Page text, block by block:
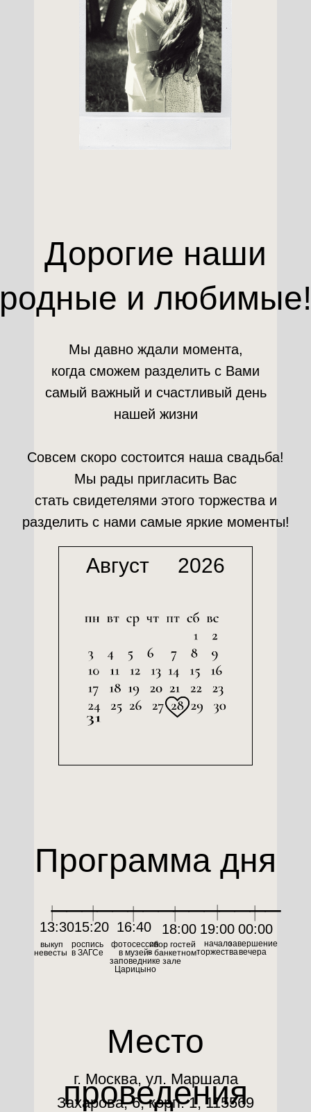
Дорогие наши
родные и любимые!
Мы давно ждали момента,
когда сможем разделить с Вами
самый важный и счастливый день
нашей жизни
Совсем скоро состоится наша свадьба!
Мы рады пригласить Вас
стать свидетелями этого торжества и
разделить с нами самые яркие моменты!
Август 2026
_______________
Программа дня
фотосессия
в музей-
заповеднике
Царицыно
00:00
16:40
завершение
вечера
выкуп
невесты
роспись
в ЗАГСе
13:3015:20
сбор гостей
в банкетном
зале
начало
торжества
18:00 19:00
Место
проведения
г. Москва, ул. Маршала
Захарова, 6, корп. 1, 115569